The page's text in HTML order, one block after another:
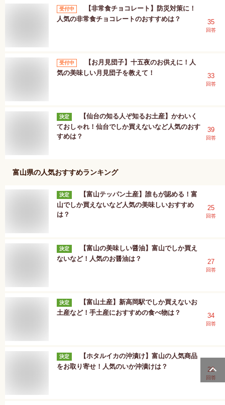
受付中
【非常食チョコレート】防災対策に！
人気の非常食チョコレートのおすすめは？
35
回答
受付中
【お月見団子】十五夜のお供えに！人
気の美味しい月見団子を教えて！
33
回答
決定
【仙台の知る人ぞ知るお土産】かわいく
ておしゃれ！仙台でしか買えないなど人気のおす
すめは？
39
回答
富山県の人気おすすめランキング
決定
【富山テッパン土産】誰もが認める！富
山でしか買えないなど人気の美味しいおすすめ
は？
25
回答
決定
【富山の美味しい醤油】富山でしか買え
ないなど！人気のお醤油は？
27
回答
決定
【富山土産】新高岡駅でしか買えないお
土産など！手土産におすすめの食べ物は？
34
回答
決定
【ホタルイカの沖漬け】富山の人気商品
をお取り寄せ！人気のいか沖漬けは？
22
回答